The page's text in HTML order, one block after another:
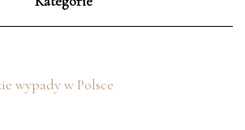
wypady w Polsce